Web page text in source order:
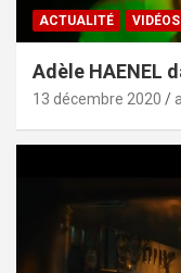
ACTUALITÉ
Adèle HAENEL
13 décembre 2020